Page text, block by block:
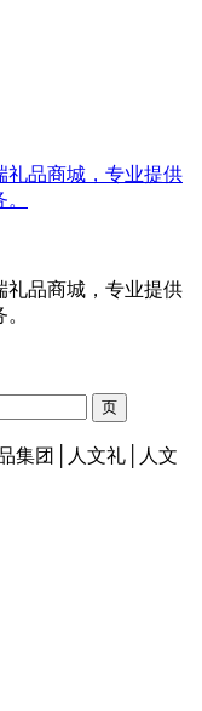
礼品商城，专业提供
礼品商城，专业提供